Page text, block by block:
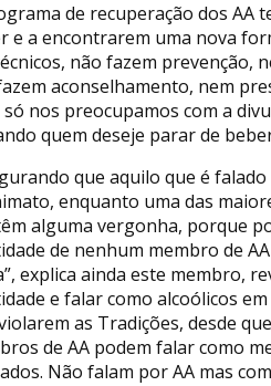
de recuperação dos AA
e a encontrarem uma nova
não fazem prevenção,
aconselhamento, nem
só nos preocupamos com a
quem deseje parar de
que aquilo que é
enquanto uma das
alguma vergonha, porque
de nenhum membro de
explica ainda este membro,
e falar como alcoólicos
as Tradições, desde
de AA podem falar como
Não falam por AA mas